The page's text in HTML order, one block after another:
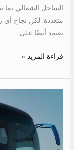
الساحل الشمالي بما
متعددة. لكن نجاح أي
يعتمد أيضًا على
قراءة المزيد »
كرسي
الي